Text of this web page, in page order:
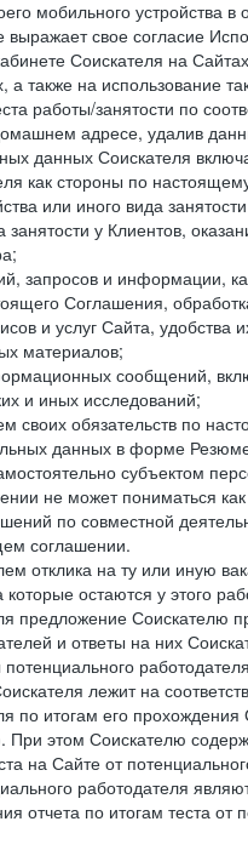
мобильного устройства
выражает свое согласие
Соискателя на
а также на использование
работы/занятости по
адресе, удалив
данных Соискателя
как стороны по
или иного вида
занятости у Клиентов,
запросов и информации,
Соглашения,
и услуг Сайта, удобства
материалов;
сообщений,
и иных исследований;
своих обязательств по
данных в форме
субъектом
не может пониматься
по совместной
соглашении.
отклика на ту или иную
которые остаются у этого
предложение Соискателю
и ответы на них
лежит на
по итогам его
этом Соискателю
на Сайте от
работодателя
отчета по итогам теста